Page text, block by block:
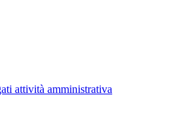
attività amministrativa